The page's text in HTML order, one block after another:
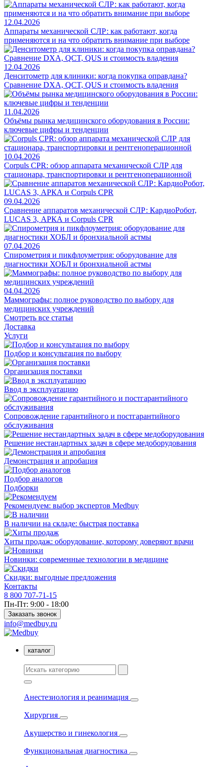
12.04.2026
Аппараты механической СЛР: как работают, когда
применяются и на что обратить внимание при выборе
12.04.2026
Денситометр для клиники: когда покупка оправдана?
Сравнение DXA, QCT, QUS и стоимость владения
11.04.2026
Объёмы рынка медицинского оборудования в России:
ключевые цифры и тенденции
10.04.2026
Corpuls CPR: обзор аппарата механической СЛР для
стационара, транспортировки и рентгеноперационной
09.04.2026
Сравнение аппаратов механической СЛР: КардиоРобот,
LUCAS 3, АРКА и Corpuls CPR
07.04.2026
Спирометрия и пикфлоуметрия: оборудование для
диагностики ХОБЛ и бронхиальной астмы
04.04.2026
Маммографы: полное руководство по выбору для
медицинских учреждений
Смотреть все статьи
Доставка
Услуги
Подбор и консультация по выбору
Организация поставки
Ввод в эксплуатацию
Сопровождение гарантийного и постгарантийного
обслуживания
Решение нестандартных задач в сфере медоборудования
Демонстрация и апробация
Подбор аналогов
Подборки
Рекомендуем: выбор экспертов Medbuy
В наличии на складе: быстрая поставка
Хиты продаж: оборудование, которому доверяют врачи
Новинки: современные технологии в медицине
Скидки: выгодные предложения
Контакты
8 800 707-71-15
Пн-Пт: 9:00 - 18:00
Заказать звонок
info@medbuy.ru
каталог
Анестезиология и реанимация
Хирургия
Акушерство и гинекология
Функциональная диагностика